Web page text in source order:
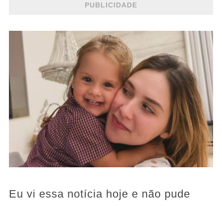
PUBLICIDADE
Eu vi essa notícia hoje e não pude